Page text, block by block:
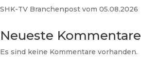
SHK-TV Branchenpost vom 05.08.2026
Neueste Kommentare
Es sind keine Kommentare vorhanden.